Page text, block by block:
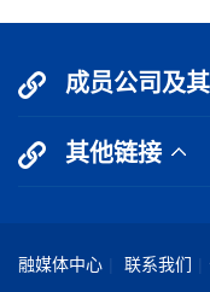
业务、与宣城合作成果及
局、市金融监管局、市乡
高效务实推进，实现政企
移，皖北龙头城市作用进
委“九个扎实”要求中，找
场主体所盼、国元所能的
林沐一行还实地走访了老
成员公司及
其他链接
融媒体中心 联系我们